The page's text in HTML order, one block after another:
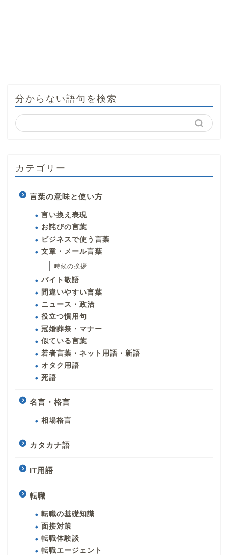
分からない語句を検索
カテゴリー
言葉の意味と使い方
言い換え表現
お詫びの言葉
ビジネスで使う言葉
文章・メール言葉
時候の挨拶
バイト敬語
間違いやすい言葉
ニュース・政治
役立つ慣用句
冠婚葬祭・マナー
似ている言葉
若者言葉・ネット用語・新語
オタク用語
死語
名言・格言
相場格言
カタカナ語
IT用語
転職
転職の基礎知識
面接対策
転職体験談
転職エージェント